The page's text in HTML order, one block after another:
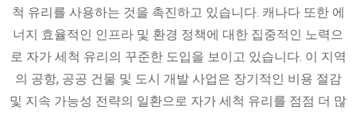
척 유리를 사용하는 것을 촉진하고 있습니다. 캐나다 또한 에
너지 효율적인 인프라 및 환경 정책에 대한 집중적인 노력으
로 자가 세척 유리의 꾸준한 도입을 보이고 있습니다. 이 지역
의 공항, 공공 건물 및 도시 개발 사업은 장기적인 비용 절감
및 지속 가능성 전략의 일환으로 자가 세척 유리를 점점 더 많